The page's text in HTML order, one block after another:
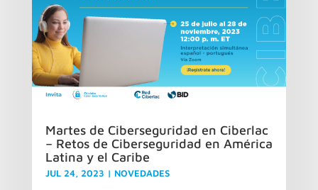
Martes de Ciberseguridad en Ciberlac
– Retos de Ciberseguridad en América
Latina y el Caribe
JUL 24, 2023 | NOVEDADES